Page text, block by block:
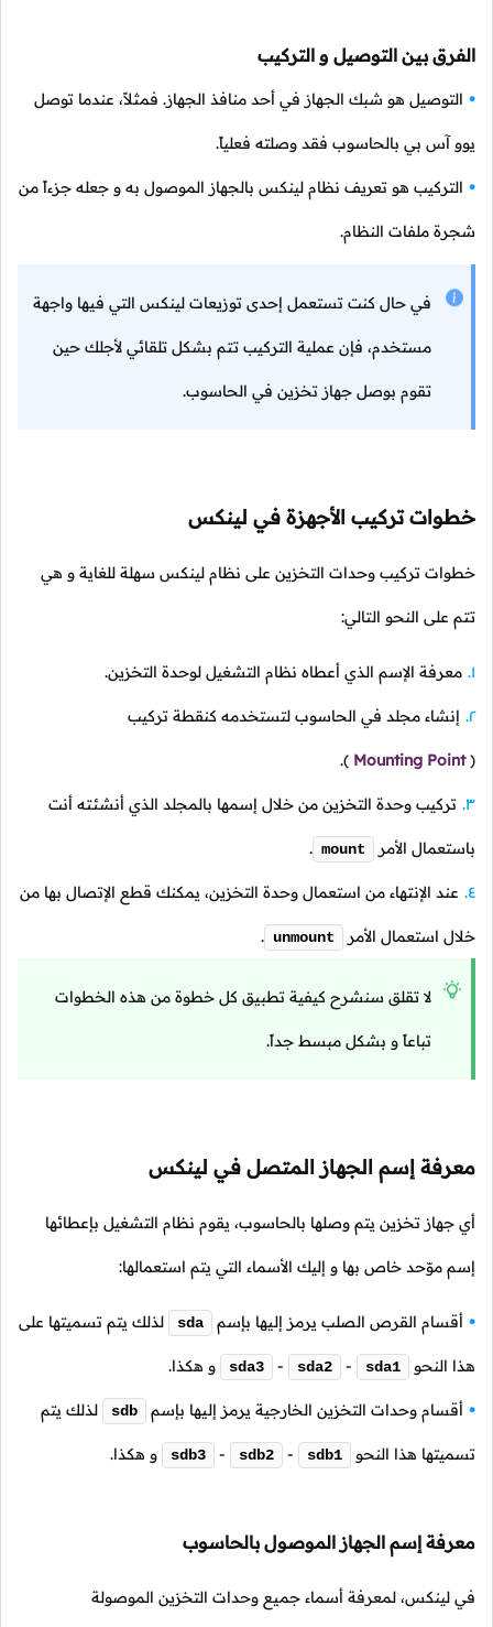
الفرق بين التوصيل و التركيب
التوصيل هو شبك الجهاز في أحد منافذ الجهاز. فمثلاً، عندما توصل
يوو آس بي بالحاسوب فقد وصلته فعلياً.
التركيب هو تعريف نظام لينكس بالجهاز الموصول به و جعله جزءاً من
شجرة ملفات النظام.
في حال كنت تستعمل إحدى توزيعات لينكس التي فيها واجهة
مستخدم، فإن عملية التركيب تتم بشكل تلقائي لأجلك حين
تقوم بوصل جهاز تخزين في الحاسوب.
خطوات تركيب الأجهزة في لينكس
خطوات تركيب وحدات التخزين على نظام لينكس سهلة للغاية و هي
تتم على النحو التالي:
معرفة الإسم الذي أعطاه نظام التشغيل لوحدة التخزين.
إنشاء مجلد في الحاسوب لتستخدمه كنقطة تركيب
(
Mounting Point
).
تركيب وحدة التخزين من خلال إسمها بالمجلد الذي أنشئته أنت
باستعمال الأمر mount
.
عند الإنتهاء من استعمال وحدة التخزين، يمكنك قطع الإتصال بها من
خلال استعمال الأمر unmount
.
لا تقلق سنشرح كيفية تطبيق كل خطوة من هذه الخطوات
تباعاً و بشكل مبسط جداً.
معرفة إسم الجهاز المتصل في لينكس
أي جهاز تخزين يتم وصلها بالحاسوب، يقوم نظام التشغيل بإعطائها
إسم موّحد خاص بها و إليك الأسماء التي يتم استعمالها:
أقسام القرص الصلب يرمز إليها بإسم sda لذلك يتم تسميتها على
هذا النحو sda1
-
sda2
-
sda3 و هكذا.
أقسام وحدات التخزين الخارجية يرمز إليها بإسم sdb لذلك يتم
تسميتها هذا النحو sdb1
-
sdb2
-
sdb3 و هكذا.
معرفة إسم الجهاز الموصول بالحاسوب
في لينكس، لمعرفة أسماء جميع وحدات التخزين الموصولة